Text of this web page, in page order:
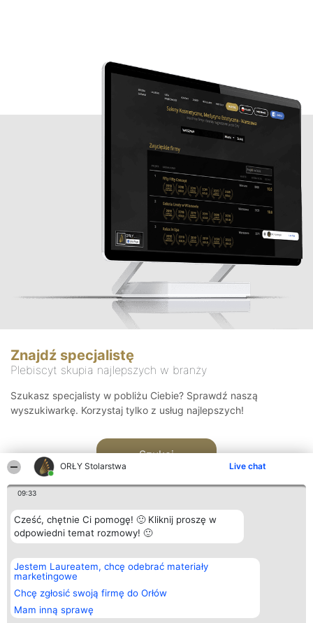
ORŁY Stolarstwa Live chat
09:33
Cześć, chętnie Ci pomogę! 🙂 Kliknij proszę w
odpowiedni temat rozmowy! 🙂
Jestem Laureatem, chcę odebrać materiały
marketingowe
Chcę zgłosić swoją firmę do Orłów
Mam inną sprawę
Znajdź specjalistę
Plebiscyt skupia najlepszych w branży
Szukasz specjalisty w pobliżu Ciebie? Sprawdź naszą
wyszukiwarkę. Korzystaj tylko z usług najlepszych!
Szukaj
Organizator plebiscytu
Bright Side Solutions sp. z o.
o. sp. k.
ul. Ruska 22
Wrocław 50-079
KRS 0000749100 | Regon
381313360 | NIP 8943132676
Plebiscyt
Laureaci
wszystkich
Laureatów
Regulamin
Kontakt
Kontakt